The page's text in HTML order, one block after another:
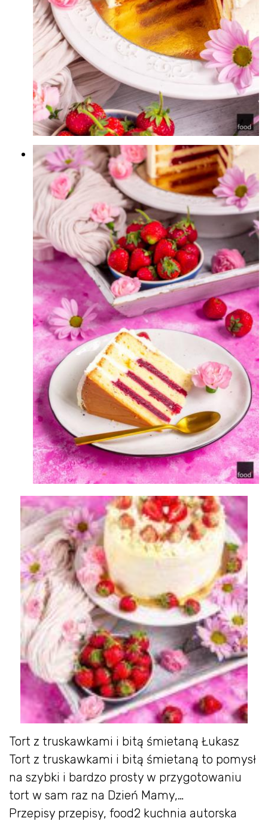
Tort z truskawkami i bitą śmietaną Łukasz
Tort z truskawkami i bitą śmietaną to pomysł
na szybki i bardzo prosty w przygotowaniu
tort w sam raz na Dzień Mamy,…
Przepisy przepisy, food2 kuchnia autorska